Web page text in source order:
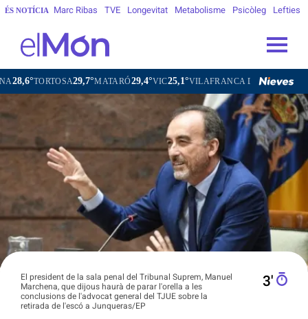
ÉS NOTÍCIA Marc Ribas TVE Longevitat Metabolisme Psicòleg Lefties
29,7°MATARÓ29,4°VIC25,1°VILAFRANCA DEL PENEDÈS27,7° VILANOVA I
El president de la sala penal del Tribunal Suprem, Manuel
Marchena, que dijous haurà de parar l'orella a les
conclusions de l'advocat general del TJUE sobre la
retirada de l'escó a Junqueras/EP
3′